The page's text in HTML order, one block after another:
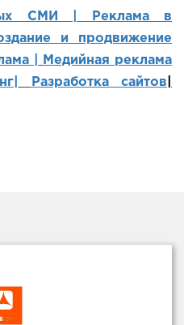
СМИ |
Реклама в
и продвижение
|
Медийная реклама
Разработка сайтов